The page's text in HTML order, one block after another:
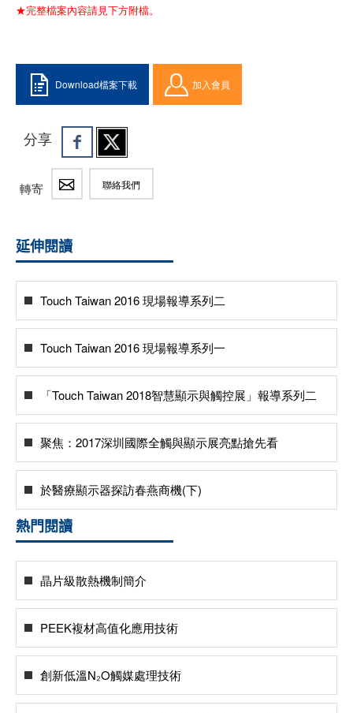
★完整檔案內容請見下方附檔。
Download檔案下載 加入會員
分享
轉寄 聯絡我們
延伸閱讀
Touch Taiwan 2016 現場報導系列二
Touch Taiwan 2016 現場報導系列一
「Touch Taiwan 2018智慧顯示與觸控展」報導系列二
聚焦：2017深圳國際全觸與顯示展亮點搶先看
於醫療顯示器探訪春燕商機(下)
熱門閱讀
晶片級散熱機制簡介
PEEK複材高值化應用技術
創新低溫N₂O觸媒處理技術